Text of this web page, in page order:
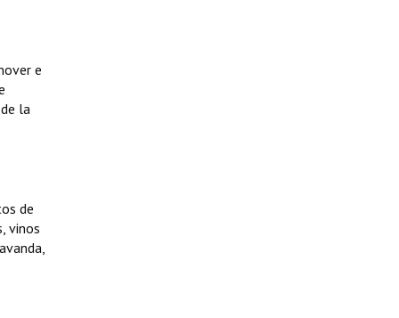
e
la
de
vinos